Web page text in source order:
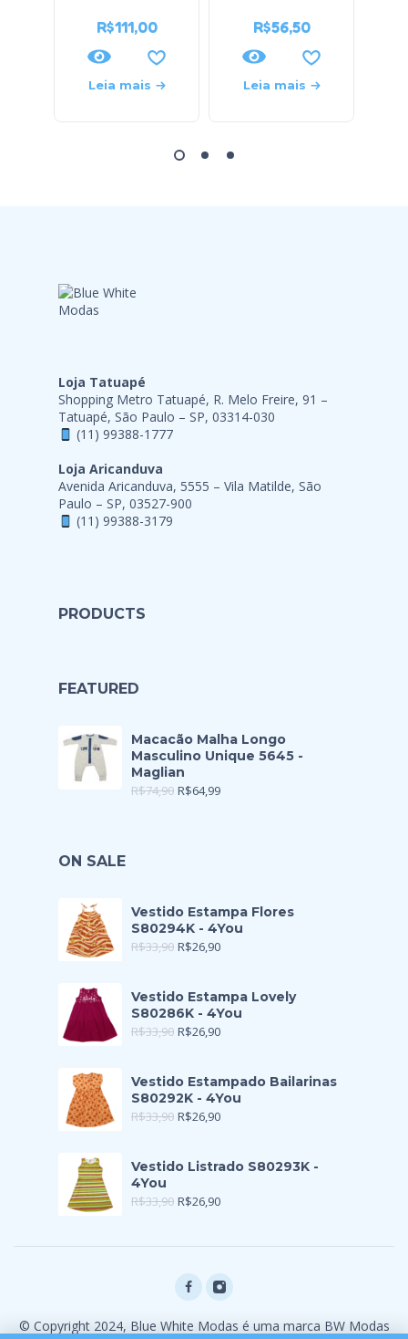
R$111,00
Leia mais
R$56,50
Leia mais
Loja Tatuapé
Shopping Metro Tatuapé, R. Melo Freire, 91 –
Tatuapé, São Paulo – SP, 03314-030
(11) 99388-1777
Loja Aricanduva
Avenida Aricanduva, 5555 – Vila Matilde, São
Paulo – SP, 03527-900
(11) 99388-3179
PRODUCTS
FEATURED
Macacão Malha Longo
Masculino Unique 5645 -
Maglian
R$74,90 R$64,99
ON SALE
Vestido Estampa Flores
S80294K - 4You
R$33,90 R$26,90
Vestido Estampa Lovely
S80286K - 4You
R$33,90 R$26,90
Vestido Estampado Bailarinas
S80292K - 4You
R$33,90 R$26,90
Vestido Listrado S80293K -
4You
R$33,90 R$26,90
© Copyright 2024, Blue White Modas é uma marca BW Modas